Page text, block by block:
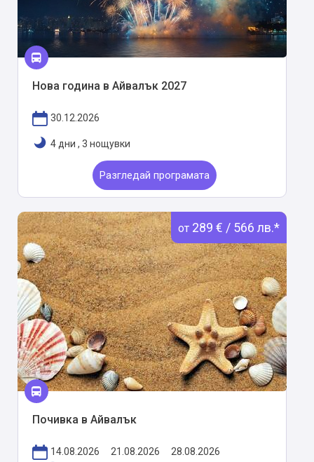
Нова година в Айвалък 2027
30.12.2026
4 дни , 3 нощувки
Разгледай програмата
от 289 € / 566 лв.*
Почивка в Айвалък
14.08.2026 21.08.2026
28.08.2026